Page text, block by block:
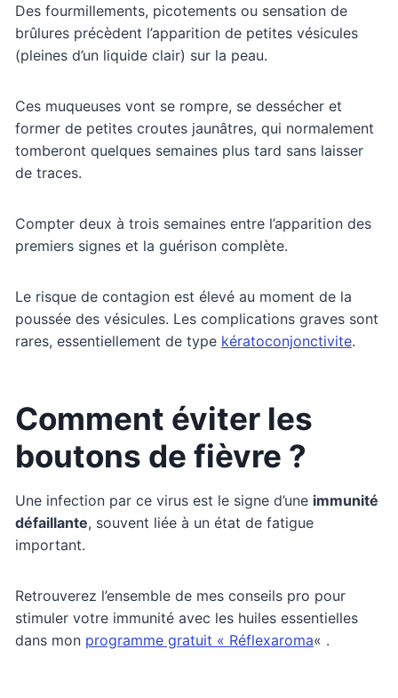
Des fourmillements, picotements ou sensation de
brûlures précèdent l’apparition de petites vésicules
(pleines d’un liquide clair) sur la peau.
Ces muqueuses vont se rompre, se dessécher et
former de petites croutes jaunâtres, qui normalement
tomberont quelques semaines plus tard sans laisser
de traces.
Compter deux à trois semaines entre l’apparition des
premiers signes et la guérison complète.
Le risque de contagion est élevé au moment de la
poussée des vésicules. Les complications graves sont
rares, essentiellement de type kératoconjonctivite.
Comment éviter les
boutons de fièvre ?
Une infection par ce virus est le signe d’une immunité
défaillante, souvent liée à un état de fatigue
important.
Retrouverez l’ensemble de mes conseils pro pour
stimuler votre immunité avec les huiles essentielles
dans mon programme gratuit « Réflexaroma« .